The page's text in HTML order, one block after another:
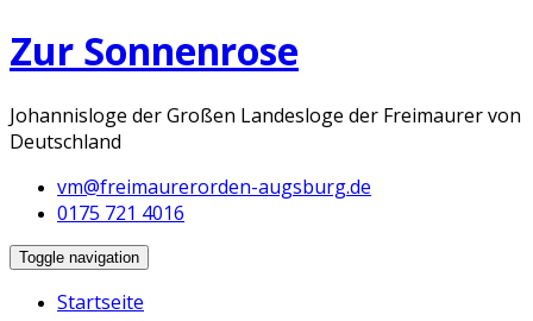
Zur Sonnenrose
Johannisloge der Großen Landesloge der Freimaurer von
Deutschland
vm@freimaurerorden-augsburg.de
0175 721 4016
Toggle navigation
Startseite